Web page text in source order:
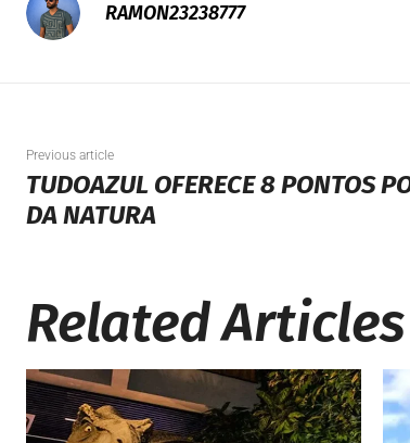
RAMON23238777
Previous article
TUDOAZUL OFERECE 8 PONTOS
DA NATURA
Related Articles